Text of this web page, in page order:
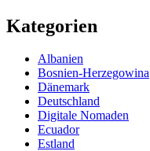
Kategorien
Albanien
Bosnien-Herzegowina
Dänemark
Deutschland
Digitale Nomaden
Ecuador
Estland